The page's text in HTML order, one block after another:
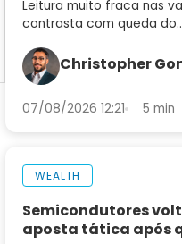
Leitura muito fraca nas
contrasta com queda do
no radarChristopher
07/08/2026 12:21 5 min
WEALTH
Semicondutores
aposta tática após